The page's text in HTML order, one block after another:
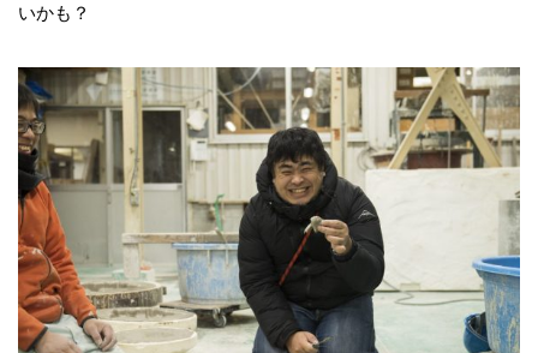
いかも？